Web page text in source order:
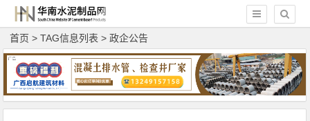
首页 > TAG信息列表 > 政企公告